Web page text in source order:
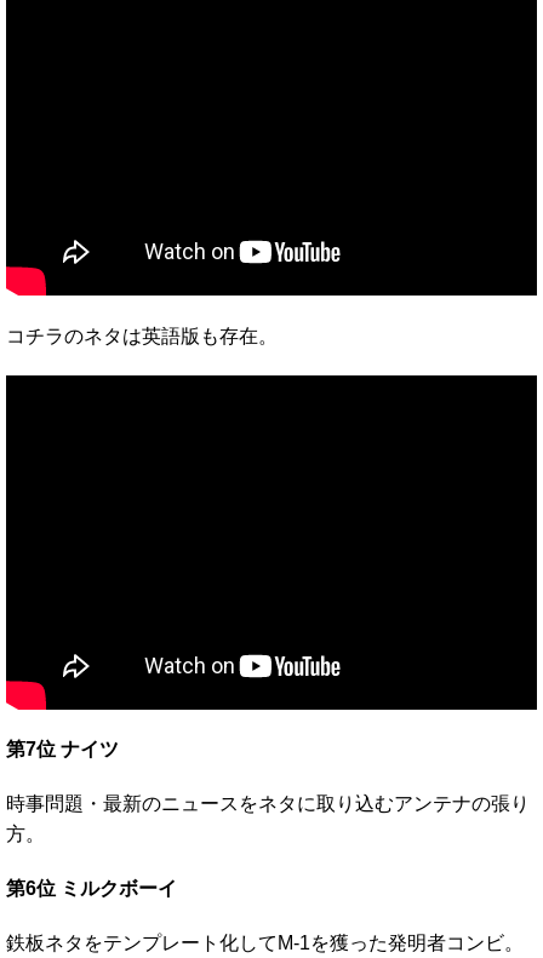
コチラのネタは英語版も存在。
第7位 ナイツ
時事問題・最新のニュースをネタに取り込むアンテナの張り
方。
第6位 ミルクボーイ
鉄板ネタをテンプレート化してM-1を獲った発明者コンビ。